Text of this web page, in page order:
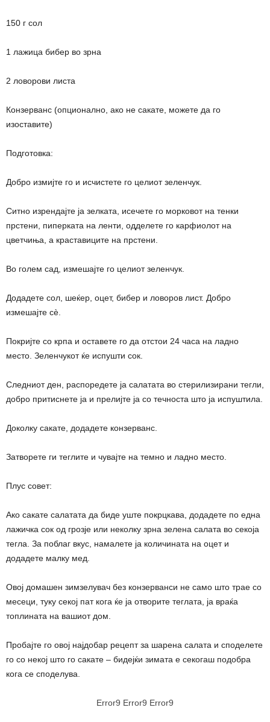
150 г сол
1 лажица бибер во зрна
2 ловорови листа
Конзерванс (опционално, ако не сакате, можете да го
изоставите)
Подготовка:
Добро измијте го и исчистете го целиот зеленчук.
Ситно изрендајте ја зелката, исечете го морковот на тенки
прстени, пиперката на ленти, одделете го карфиолот на
цветчиња, а краставиците на прстени.
Во голем сад, измешајте го целиот зеленчук.
Додадете сол, шеќер, оцет, бибер и ловоров лист. Добро
измешајте сè.
Покријте со крпа и оставете го да отстои 24 часа на ладно
место. Зеленчукот ќе испушти сок.
Следниот ден, распоредете ја салатата во стерилизирани тегли,
добро притиснете ја и прелијте ја со течноста што ја испуштила.
Доколку сакате, додадете конзерванс.
Затворете ги теглите и чувајте на темно и ладно место.
Плус совет:
Ако сакате салатата да биде уште покрцкава, додадете по една
лажичка сок од грозје или неколку зрна зелена салата во секоја
тегла. За поблаг вкус, намалете ја количината на оцет и
додадете малку мед.
Овој домашен зимзелувач без конзерванси не само што трае со
месеци, туку секој пат кога ќе ја отворите теглата, ја враќа
топлината на вашиот дом.
Пробајте го овој најдобар рецепт за шарена салата и споделете
го со некој што го сакате – бидејќи зимата е секогаш подобра
кога се споделува.
Error9 Error9 Error9